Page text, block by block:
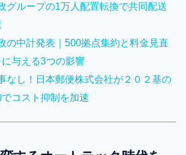
グループの1万人配置転換で共同配送
の中計発表｜500拠点集約と料金見直
与える3つの影響
なし！日本郵便株式会社が２０２基の
コスト抑制を加速